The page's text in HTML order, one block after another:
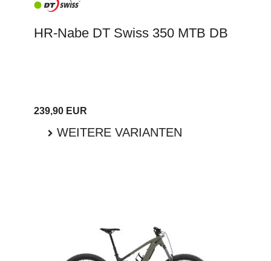
HR-Nabe DT Swiss 350 MTB DB
239,90 EUR
WEITERE VARIANTEN